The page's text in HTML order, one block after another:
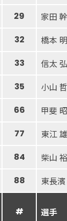
29 家田
32 橋本
33 信太
35 小山
66 甲斐
77 東江
84 柴山
88 東長
# 選手